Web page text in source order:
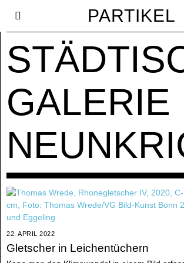
PARTIKEL
GALERIE
22. APRIL 2022
Gletscher in Leichentüchern